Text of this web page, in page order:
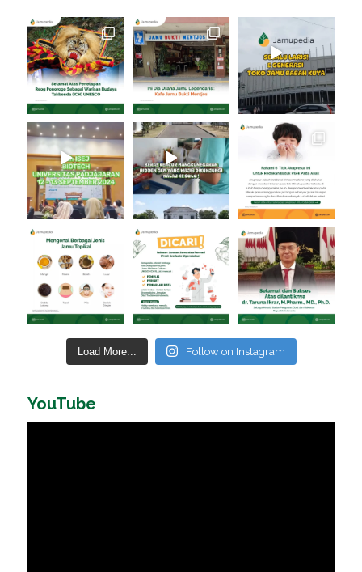
Load More... Follow on Instagram
YouTube